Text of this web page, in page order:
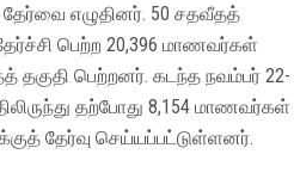
தேர்வை எழுதினர். 50 சதவீதத்
பெற்ற 20,396 மாணவர்கள்
பெற்றனர். கடந்த நவம்பர் 22-
தற்போது 8,154 மாணவர்கள்
தேர்வு செய்யப்பட்டுள்ளனர்.